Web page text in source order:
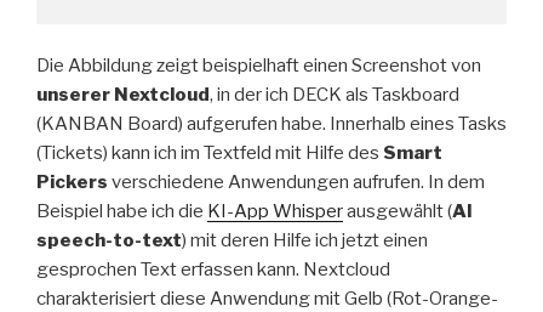
Die Abbildung zeigt beispielhaft einen Screenshot von
unserer Nextcloud, in der ich DECK als Taskboard
(KANBAN Board) aufgerufen habe. Innerhalb eines Tasks
(Tickets) kann ich im Textfeld mit Hilfe des Smart
Pickers verschiedene Anwendungen aufrufen. In dem
Beispiel habe ich die KI-App Whisperausgewählt (AI
speech-to-text) mit deren Hilfe ich jetzt einen
gesprochen Text erfassen kann. Nextcloud
charakterisiert diese Anwendung mit Gelb (Rot-Orange-